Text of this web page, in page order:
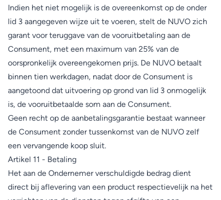
Indien het niet mogelijk is de overeenkomst op de onder
lid 3 aangegeven wijze uit te voeren, stelt de NUVO zich
garant voor teruggave van de vooruitbetaling aan de
Consument, met een maximum van 25% van de
oorspronkelijk overeengekomen prijs. De NUVO betaalt
binnen tien werkdagen, nadat door de Consument is
aangetoond dat uitvoering op grond van lid 3 onmogelijk
is, de vooruitbetaalde som aan de Consument.
Geen recht op de aanbetalingsgarantie bestaat wanneer
de Consument zonder tussenkomst van de NUVO zelf
een vervangende koop sluit.
Artikel 11 - Betaling
Het aan de Ondernemer verschuldigde bedrag dient
direct bij aflevering van een product respectievelijk na het